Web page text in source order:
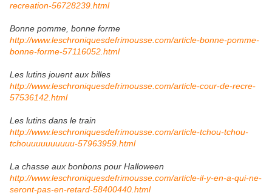
recreation-56728239.html
Bonne pomme, bonne forme
http://www.leschroniquesdefrimousse.com/article-bonne-pomme-
bonne-forme-57116052.html
Les lutins jouent aux billes
http://www.leschroniquesdefrimousse.com/article-cour-de-recre-
57536142.html
Les lutins dans le train
http://www.leschroniquesdefrimousse.com/article-tchou-tchou-
tchouuuuuuuuuu-57963959.html
La chasse aux bonbons pour Halloween
http://www.leschroniquesdefrimousse.com/article-il-y-en-a-qui-ne-
seront-pas-en-retard-58400440.html